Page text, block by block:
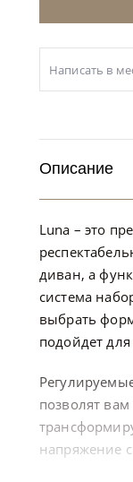
Написать в
Описание
Luna – это
диван, а
система
выбрать
подойдет
позволят
напряжение